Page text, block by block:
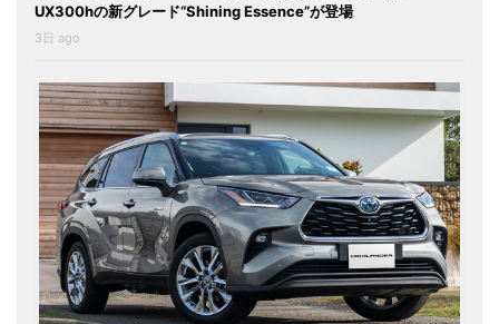
UX300hの新グレード“Shining Essence”が登場
3日 ago